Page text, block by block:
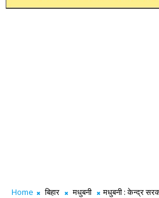
Home बिहार मधुबनी
मधुबनी : केन्द्र